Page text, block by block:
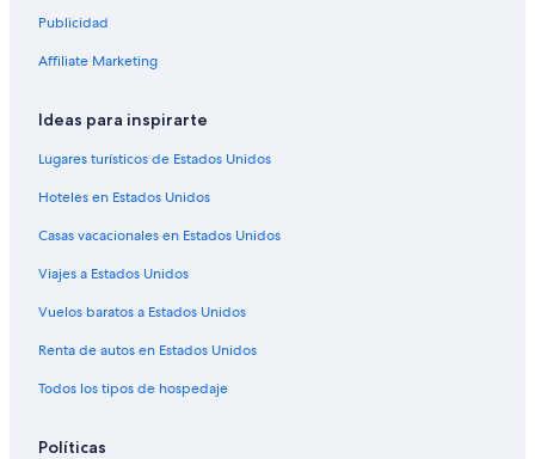
Publicidad
Affiliate Marketing
Ideas para inspirarte
Lugares turísticos de Estados Unidos
Hoteles en Estados Unidos
Casas vacacionales en Estados Unidos
Viajes a Estados Unidos
Vuelos baratos a Estados Unidos
Renta de autos en Estados Unidos
Todos los tipos de hospedaje
Políticas